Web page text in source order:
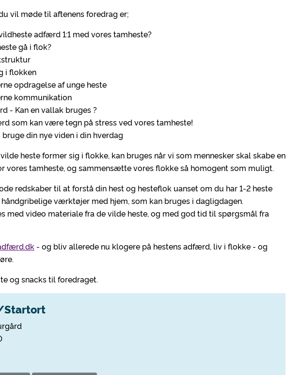
vil møde til aftenens foredrag er;
adfærd 1:1 med vores tamheste?
gå i flok?
i flokken
opdragelse af unge heste
kommunikation
- Kan en vallak bruges ?
som kan være tegn på stress ved vores tamheste!
bruge din nye viden i din hverdag
heste former sig i flokke, kan bruges når vi som mennesker skal skabe en
vores tamheste, og sammensætte vores flokke så homogent som muligt.
redskaber til at forstå din hest og hesteflok uanset om du har 1-2 heste
værktøjer med hjem, som kan bruges i dagligdagen.
med video materiale fra de vilde heste, og med god tid til spørgsmål fra
- og bliv allerede nu klogere på hestens adfærd, liv i flokke - og
og snacks til foredraget.